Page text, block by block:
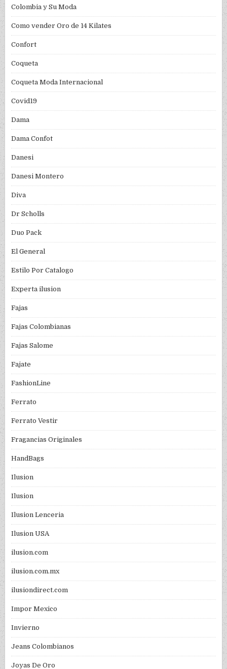
Colombia y Su Moda
Como vender Oro de 14 Kilates
Confort
Coqueta
Coqueta Moda Internacional
Covid19
Dama
Dama Confot
Danesi
Danesi Montero
Diva
Dr Scholls
Duo Pack
El General
Estilo Por Catalogo
Experta ilusion
Fajas
Fajas Colombianas
Fajas Salome
Fajate
FashionLine
Ferrato
Ferrato Vestir
Fragancias Originales
HandBags
Ilusion
Ilusion
Ilusion Lenceria
Ilusion USA
ilusion.com
ilusion.com.mx
ilusiondirect.com
Impor Mexico
Invierno
Jeans Colombianos
Joyas De Oro